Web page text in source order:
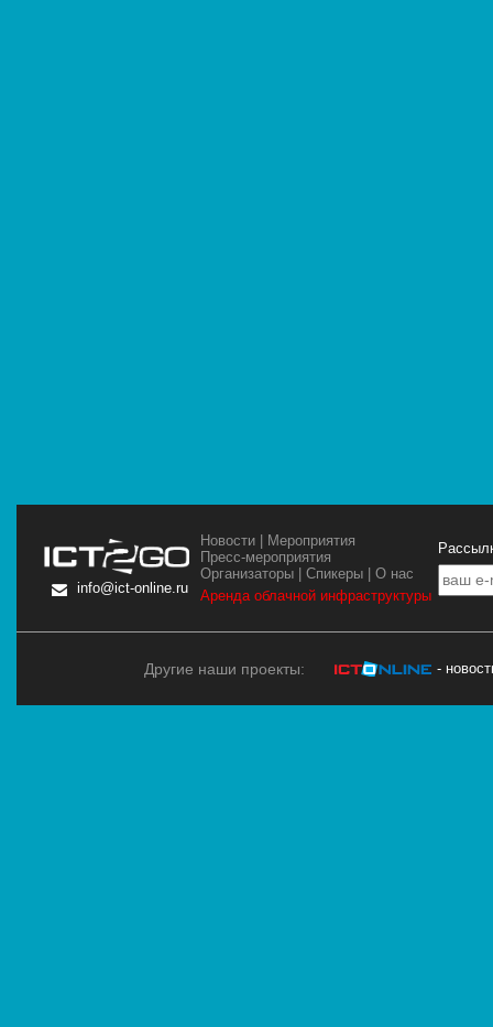
info@ict-online.ru
Новости | Мероприятия
Пресс-мероприятия
Организаторы |Спикеры |О нас
Аренда облачной инфраструктуры
Другие наши проекты: -